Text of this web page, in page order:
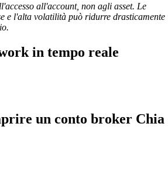
all'account, non agli asset. Le
e l'alta volatilità può ridurre drasticamente
in tempo reale
un conto broker Chia